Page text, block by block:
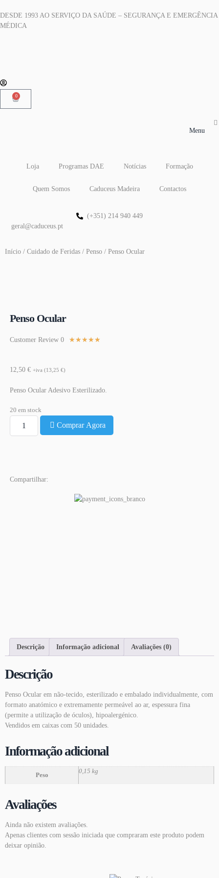
DESDE 1993 AO SERVIÇO DA SAÚDE – SEGURANÇA E EMERGÊNCIA
MÉDICA
0
Menu
Loja Programas DAE Notícias Formação
Quem Somos Caduceus Madeira Contactos
(+351) 214 940 449
geral@caduceus.pt
Início / Cuidado de Feridas / Penso / Penso Ocular
Penso Ocular
Customer Review 0 ★★★★★
12,50 € +iva (13,25 €)
Penso Ocular Adesivo Esterilizado.
20 em stock
Comprar Agora
Compartilhar:
Descrição Informação adicional Avaliações (0)
Descrição
Penso Ocular em não-tecido, esterilizado e embalado individualmente, com
formato anatómico e extremamente permeável ao ar, espessura fina
(permite a utilização de óculos), hipoalergénico.
Vendidos em caixas com 50 unidades.
Informação adicional
Peso
0,15 kg
Avaliações
Ainda não existem avaliações.
Apenas clientes com sessão iniciada que compraram este produto podem
deixar opinião.